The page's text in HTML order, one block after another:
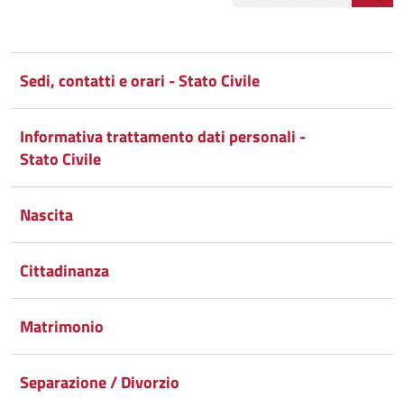
Facebook
Condividi
su
Twitter
Condividi
su
Google
Plus
Condividi
su
Whatsapp
Sedi, contatti e orari - Stato Civile
Informativa trattamento dati personali -
Stato Civile
Nascita
Cittadinanza
Matrimonio
Separazione / Divorzio